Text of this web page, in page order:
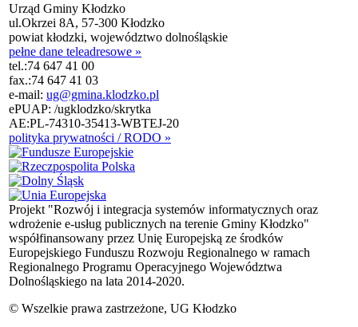
Urząd Gminy Kłodzko
ul.Okrzei 8A, 57-300 Kłodzko
powiat kłodzki, województwo dolnośląskie
pełne dane teleadresowe »
tel.:74 647 41 00
fax.:74 647 41 03
e-mail: ug@gmina.klodzko.pl
ePUAP: /ugklodzko/skrytka
AE:PL-74310-35413-WBTEJ-20
polityka prywatności / RODO »
Projekt "Rozwój i integracja systemów informatycznych oraz
wdrożenie e-usług publicznych na terenie Gminy Kłodzko"
współfinansowany przez Unię Europejską ze środków
Europejskiego Funduszu Rozwoju Regionalnego w ramach
Regionalnego Programu Operacyjnego Województwa
Dolnośląskiego na lata 2014-2020.
© Wszelkie prawa zastrzeżone, UG Kłodzko